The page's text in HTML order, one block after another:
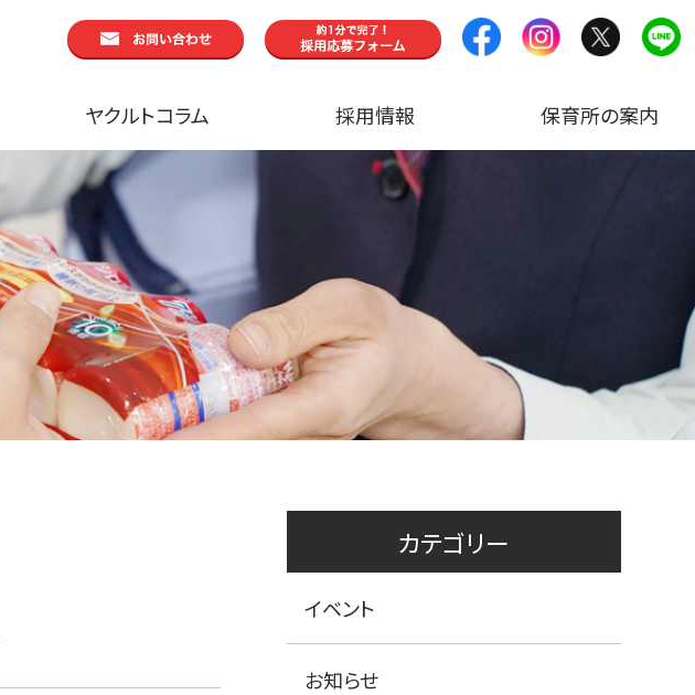
ヤクルトコラム 採用情報 保育所の案内
カテゴリー
イベント
お知らせ